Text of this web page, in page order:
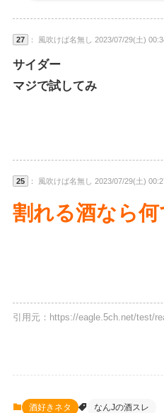
27 ： 風吹けば名無し 2023/07/29(土)
サイダー
マジで試してみ
25 ： 風吹けば名無し 2023/07/29(土)
割れる酒なら
引用元：https://eagle.5ch.net/test/
酒好きネタ なんJの酒スレ